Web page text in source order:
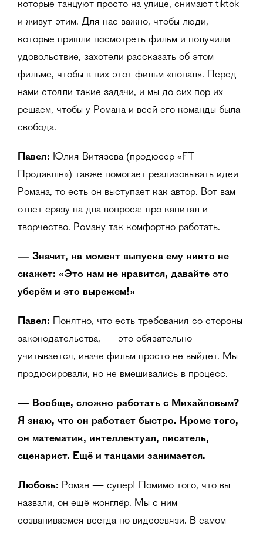
которые танцуют просто на улице, снимают tiktok
и живут этим. Для нас важно, чтобы люди,
которые пришли посмотреть фильм и получили
удовольствие, захотели рассказать об этом
фильме, чтобы в них этот фильм «попал». Перед
нами стояли такие задачи, и мы до сих пор их
решаем, чтобы у Романа и всей его команды была
свобода.
Павел: Юлия Витязева (продюсер «FT
Продакшн») также помогает реализовывать идеи
Романа, то есть он выступает как автор. Вот вам
ответ сразу на два вопроса: про капитал и
творчество. Роману так комфортно работать.
— Значит, на момент выпуска ему никто не
скажет: «Это нам не нравится, давайте это
уберём и это вырежем!»
Павел: Понятно, что есть требования со стороны
законодательства, — это обязательно
учитывается, иначе фильм просто не выйдет. Мы
продюсировали, но не вмешивались в процесс.
— Вообще, сложно работать с Михайловым?
Я знаю, что он работает быстро. Кроме того,
он математик, интеллектуал, писатель,
сценарист. Ещё и танцами занимается.
Любовь: Роман — супер! Помимо того, что вы
назвали, он ещё жонглёр. Мы с ним
созваниваемся всегда по видеосвязи. В самом